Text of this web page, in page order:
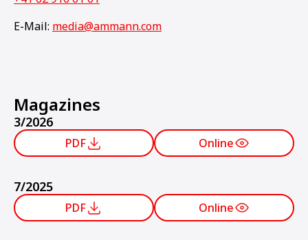
E-Mail: media@ammann.com
Magazines
3/2026
PDF Online
7/2025
PDF Online